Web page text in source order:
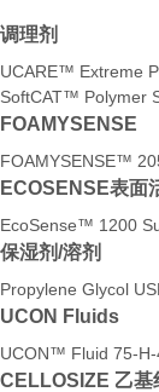
调理剂
UCARE™ Extreme
SoftCAT™ Polymer
FOAMYSENSE
FOAMYSENSE™
ECOSENSE表面
EcoSense™ 1200
保湿剂/溶剂
Propylene Glycol
UCON Fluids
UCON™ Fluid 75-
CELLOSIZE 乙基